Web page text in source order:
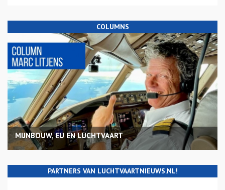
COLUMNS
MIJNBOUW, EU EN LUCHTVAART
PARTNERS VAN LUCHTVAARTNIEUWS.NL!